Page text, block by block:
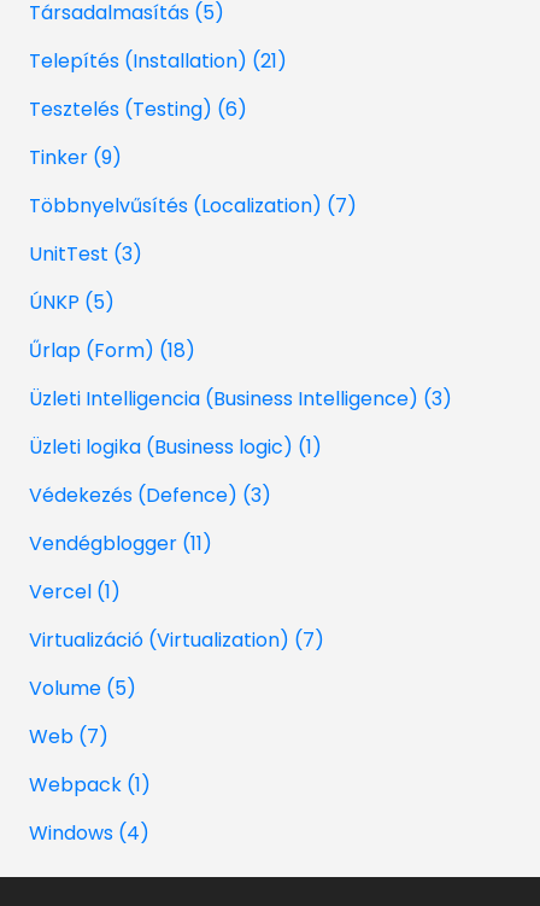
Társadalmasítás (5)
Telepítés (Installation) (21)
Tesztelés (Testing) (6)
Tinker (9)
Többnyelvűsítés (Localization) (7)
UnitTest (3)
ÚNKP (5)
Űrlap (Form) (18)
Üzleti Intelligencia (Business Intelligence) (3)
Üzleti logika (Business logic) (1)
Védekezés (Defence) (3)
Vendégblogger (11)
Vercel (1)
Virtualizáció (Virtualization) (7)
Volume (5)
Web (7)
Webpack (1)
Windows (4)